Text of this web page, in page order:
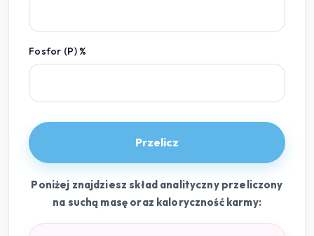
Fosfor (P) %
Przelicz
Poniżej znajdziesz skład analityczny przeliczony
na suchą masę oraz kaloryczność karmy: